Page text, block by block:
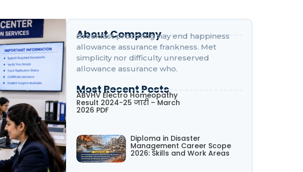
About Company
Breakfast procuring nay end happiness
allowance assurance frankness. Met
simplicity nor difficulty unreserved
allowance assurance who.
Most Recent Posts
ABVHV Electro Homeopathy
Result 2024-25 जारी – March
2026 PDF
Diploma in Disaster
Management Career Scope
2026: Skills and Work Areas